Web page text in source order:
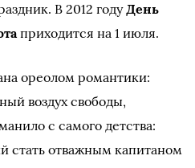
В 2012 годуДень
приходится на 1 июля.
ореолом романтики:
воздух свободы,
с самого детства:
стать отважным капитаном